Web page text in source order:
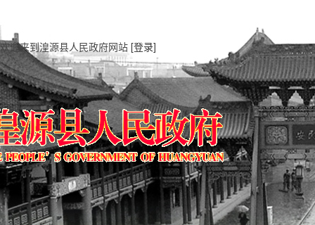
欢迎来到湟源县人民政府网站 [登录]